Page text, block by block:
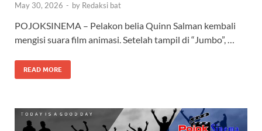
May 30, 2026 - by Redaksi bat
POJOKSINEMA – Pelakon belia Quinn Salman kembali
mengisi suara film animasi. Setelah tampil di “Jumbo”, …
READ MORE